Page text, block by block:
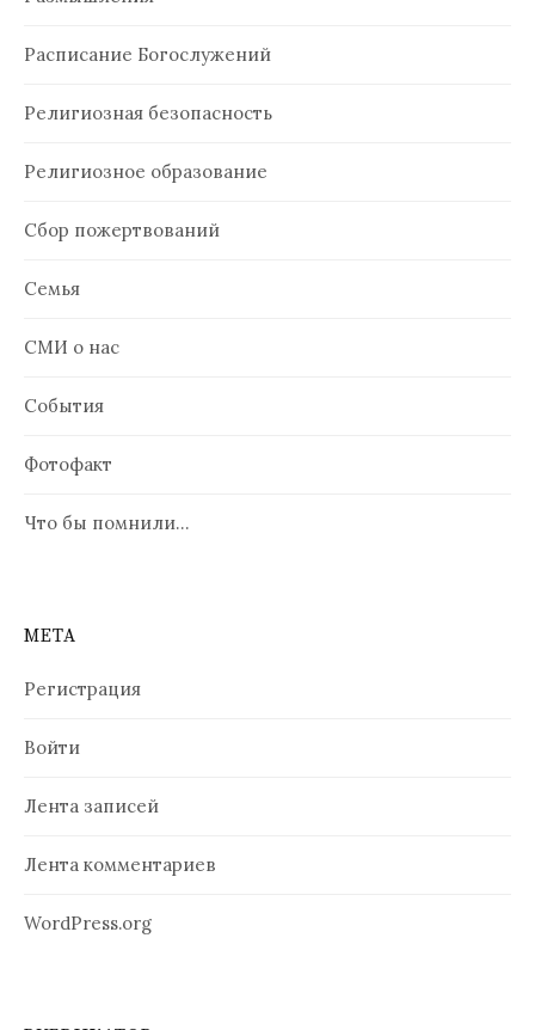
Расписание Богослужений
Религиозная безопасность
Религиозное образование
Сбор пожертвований
Семья
СМИ о нас
События
Фотофакт
Что бы помнили…
МЕТА
Регистрация
Войти
Лента записей
Лента комментариев
WordPress.org